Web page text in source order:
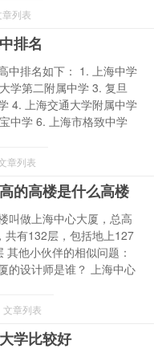
章列表
排名
中排名如下： 1. 上海中学
学第二附属中学 3. 复旦
4. 上海交通大学附属中学
中学 6. 上海市格致中学
章列表
的高楼是什么高楼
叫做上海中心大厦，总高
共有132层，包括地上127
其他小伙伴的相似问题：
的设计师是谁？ 上海中心
文章列表
学比较好